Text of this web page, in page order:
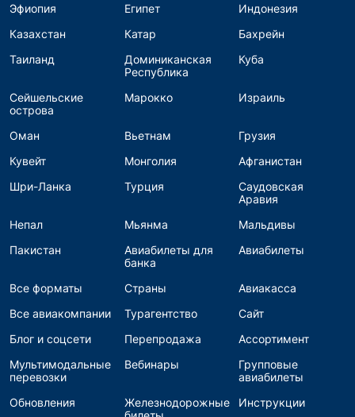
Эфиопия
Египет
Индонезия
Казахстан
Катар
Бахрейн
Таиланд
Доминиканская
Республика
Куба
Сейшельские
острова
Марокко Израиль
Оман Вьетнам
Грузия
Кувейт
Монголия
Афганистан
Шри-Ланка
Турция
Саудовская
Аравия
Непал
Мьянма
Мальдивы
Пакистан
Авиабилеты для
банка
Авиабилеты
Все форматы Страны
Авиакасса
Все авиакомпании
Турагентство
Сайт
Блог и соцсети
Перепродажа
Ассортимент
Мультимодальные
перевозки
Вебинары
Групповые
авиабилеты
Обновления
Железнодорожные
Инструкции